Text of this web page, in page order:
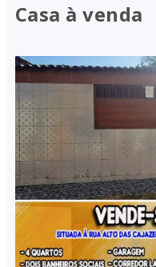
Casa à venda